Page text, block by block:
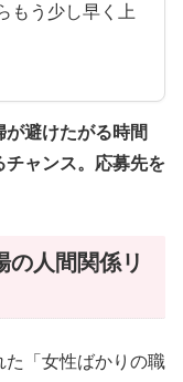
もう少し早く上
避けたがる時間
ャンス。応募先を
の人間関係リ
た「女性ばかりの職